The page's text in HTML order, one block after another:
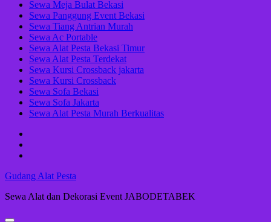
Sewa Meja Bulat Bekasi
Sewa Panggung Event Bekasi
Sewa Tiang Antrian Murah
Sewa Ac Portable
Sewa Alat Pesta Bekasi Timur
Sewa Alat Pesta Terdekat
Sewa Kursi Crossback jakarta
Sewa Kursi Crossback
Sewa Sofa Bekasi
Sewa Sofa Jakarta
Sewa Alat Pesta Murah Berkualitas
Gudang Alat Pesta
Sewa Alat dan Dekorasi Event JABODETABEK